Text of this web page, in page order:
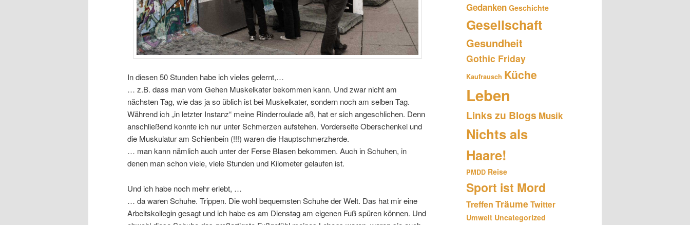
In diesen 50 Stunden habe ich vieles gelernt,…
… z.B. dass man vom Gehen Muskelkater bekommen kann. Und zwar nicht am
nächsten Tag, wie das ja so üblich ist bei Muskelkater, sondern noch am selben Tag.
Während ich „in letzter Instanz“ meine Rinderroulade aß, hat er sich angeschlichen. Denn
anschließend konnte ich nur unter Schmerzen aufstehen. Vorderseite Oberschenkel und
die Muskulatur am Schienbein (!!!) waren die Hauptschmerzherde.
… man kann nämlich auch unter der Ferse Blasen bekommen. Auch in Schuhen, in
denen man schon viele, viele Stunden und Kilometer gelaufen ist.
Und ich habe noch mehr erlebt, …
… da waren Schuhe. Trippen. Die wohl bequemsten Schuhe der Welt. Das hat mir eine
Arbeitskollegin gesagt und ich habe es am Dienstag am eigenen Fuß spüren können. Und
Gedanken Geschichte
Gesellschaft
Gesundheit
Gothic Friday
Kaufrausch Küche
Leben
Links zu Blogs Musik
Nichts als
Haare!
PMDD Reise
Sport ist Mord
Treffen TräumeTwitter
Umwelt Uncategorized